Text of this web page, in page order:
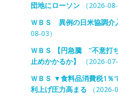
団地にローソン（2026-08-
ＷＢＳ 異例の日米協調介
08-03）
ＷＢＳ 【円急騰 ”不意打
止めかかるか】
（2026-07-
ＷＢＳ ▼食料品消費税1％
利上げ圧力高まる （2026-